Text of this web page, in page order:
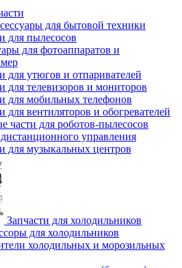
для бытовой техники
для пылесосов
для фотоаппаратов и
для утюгов и отпаривателей
для телевизоров и мониторов
для мобильных телефонов
для вентиляторов и обогревателей
части для роботов-пылесосов
управления
для музыкальных центров
Запчасти для холодильников
для холодильников
холодильных и морозильных